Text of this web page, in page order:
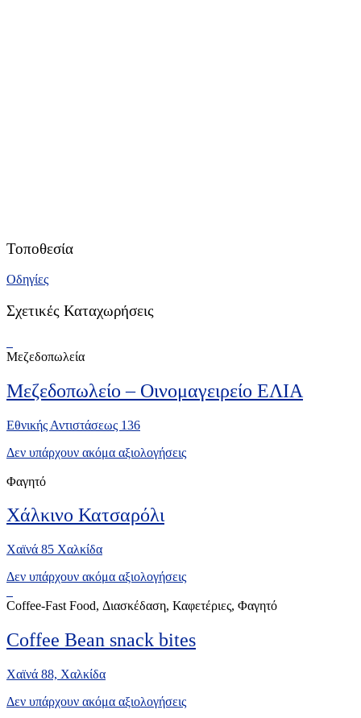
Τοποθεσία
Οδηγίες
Σχετικές Καταχωρήσεις
Μεζεδοπωλεία
Μεζεδοπωλείο – Οινομαγειρείο ΕΛΙΑ
Εθνικής Αντιστάσεως 136
Δεν υπάρχουν ακόμα αξιολογήσεις
Φαγητό
Χάλκινο Κατσαρόλι
Xαϊνά 85 Χαλκίδα
Δεν υπάρχουν ακόμα αξιολογήσεις
Coffee-Fast Food, Διασκέδαση, Καφετέριες, Φαγητό
Coffee Bean snack bites
Χαϊνά 88, Xαλκίδα
Δεν υπάρχουν ακόμα αξιολογήσεις